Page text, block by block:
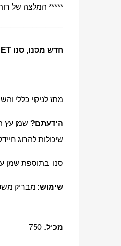
***** המלצה של
חדש מסנו, סנו JET + שמן עץ התה
מתז לניקוי כללי
הידעתם? שמן עץ התה
שיכולות להרוג
סנו בתוספת שמן
שימוש: מבריק
מכיל: 750